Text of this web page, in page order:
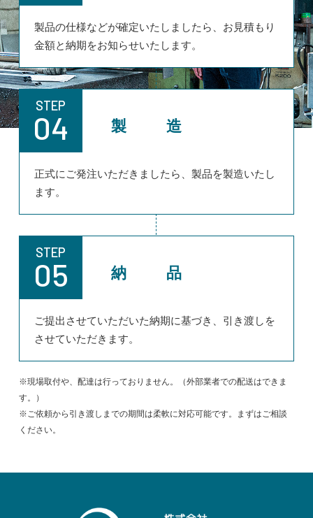
製品の仕様などが確定いたしましたら、お見積もり
金額と納期をお知らせいたします。
STEP
04 製 造
正式にご発注いただきましたら、製品を製造いたし
ます。
STEP
05 納 品
ご提出させていただいた納期に基づき、引き渡しを
させていただきます。
※現場取付や、配達は行っておりません。（外部業者での配送はできま
す。）
※ご依頼から引き渡しまでの期間は柔軟に対応可能です。まずはご相談
ください。